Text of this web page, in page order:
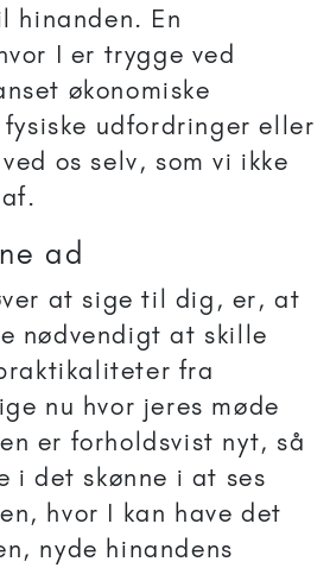
hinanden. En
I er trygge ved
økonomiske
udfordringer eller
os selv, som vi ikke
ad
at sige til dig, er, at
nødvendigt at skille
fra
nu hvor jeres møde
er forholdsvist nyt, så
i det skønne i at ses
hvor I kan have det
nyde hinandens